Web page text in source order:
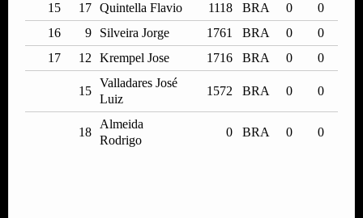
15
17 Quintella Flavio 1118 BRA 0
0
16
9 Silveira Jorge 1761 BRA 0
0
17
12 Krempel Jose 1716 BRA 0 0
15
Valladares José
Luiz
1572 BRA 0 0
18
Almeida
Rodrigo
0 BRA 0 0